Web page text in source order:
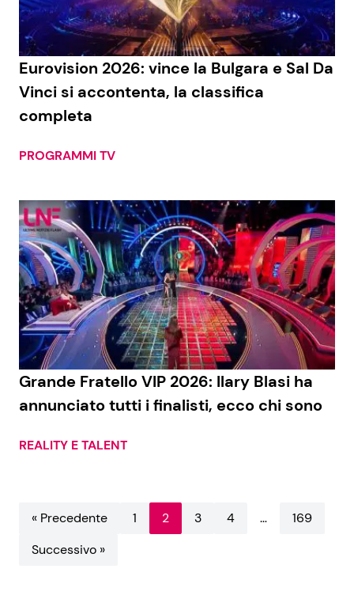
Eurovision 2026: vince la Bulgara e Sal Da
Vinci si accontenta, la classifica
completa
PROGRAMMI TV
Grande Fratello VIP 2026: Ilary Blasi ha
annunciato tutti i finalisti, ecco chi sono
REALITY E TALENT
« Precedente 1 2 3 4 …
169
Successivo »